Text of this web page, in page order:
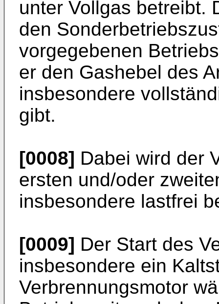
unter Vollgas betreibt.
den
vorgegebenen
er den Gashebel des
insbesondere
gibt.
[0008] Dabei wird der
ersten und/oder
insbesondere lastfrei
[0009] Der Start des
insbesondere ein
Verbrennungsmotor